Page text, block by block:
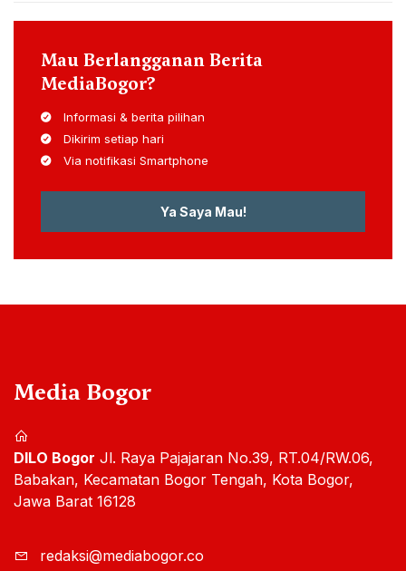
Mau Berlangganan Berita
MediaBogor?
Informasi & berita pilihan
Dikirim setiap hari
Via notifikasi Smartphone
Ya Saya Mau!
Media Bogor
DILO Bogor Jl. Raya Pajajaran No.39, RT.04/RW.06,
Babakan, Kecamatan Bogor Tengah, Kota Bogor,
Jawa Barat 16128
redaksi@mediabogor.co